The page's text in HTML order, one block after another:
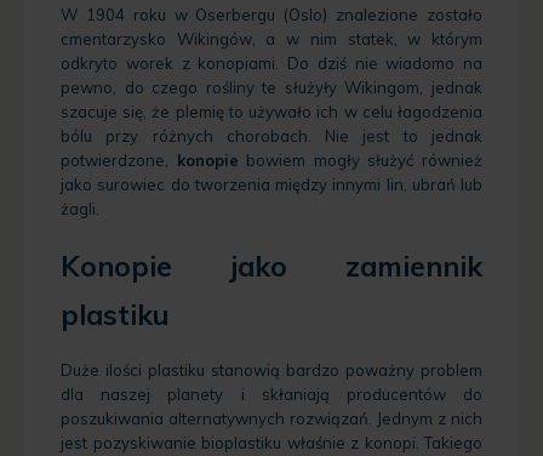
W 1904 roku w Oserbergu (Oslo) znalezione zostało
cmentarzysko Wikingów, a w nim statek, w którym
odkryto worek z konopiami. Do dziś nie wiadomo na
pewno, do czego rośliny te służyły Wikingom, jednak
szacuje się, że plemię to używało ich w celu łagodzenia
bólu przy różnych chorobach. Nie jest to jednak
potwierdzone, konopie bowiem mogły służyć również
jako surowiec do tworzenia między innymi lin, ubrań lub
żagli.
Konopie jako zamiennik
plastiku
Duże ilości plastiku stanowią bardzo poważny problem
dla naszej planety i skłaniają producentów do
poszukiwania alternatywnych rozwiązań. Jednym z nich
jest pozyskiwanie bioplastiku właśnie z konopi. Takiego